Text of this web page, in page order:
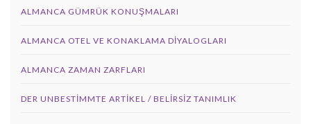
ALMANCA GÜMRÜK KONUŞMALARI
ALMANCA OTEL VE KONAKLAMA DIYALOGLARI
ALMANCA ZAMAN ZARFLARI
DER UNBESTIMMTE ARTIKEL / BELIRSIZ TANIMLIK